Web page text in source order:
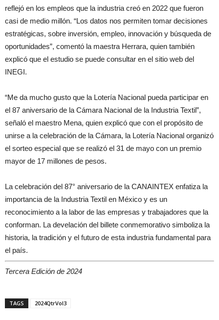
reflejó en los empleos que la industria creó en 2022 que fueron
casi de medio millón. “Los datos nos permiten tomar decisiones
estratégicas, sobre inversión, empleo, innovación y búsqueda de
oportunidades”, comentó la maestra Herrara, quien también
explicó que el estudio se puede consultar en el sitio web del
INEGI.
“Me da mucho gusto que la Lotería Nacional pueda participar en
el 87 aniversario de la Cámara Nacional de la Industria Textil”,
señaló el maestro Mena, quien explicó que con el propósito de
unirse a la celebración de la Cámara, la Lotería Nacional organizó
el sorteo especial que se realizó el 31 de mayo con un premio
mayor de 17 millones de pesos.
La celebración del 87° aniversario de la CANAINTEX enfatiza la
importancia de la Industria Textil en México y es un
reconocimiento a la labor de las empresas y trabajadores que la
conforman. La develación del billete conmemorativo simboliza la
historia, la tradición y el futuro de esta industria fundamental para
el país.
Tercera Edición de 2024
TAGS 2024QtrVol3